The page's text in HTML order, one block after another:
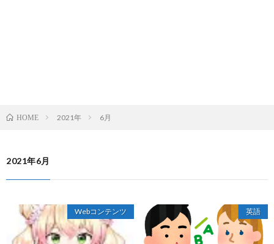
HOME 2021年 6月
2021年6月
Webコンテンツ 英語